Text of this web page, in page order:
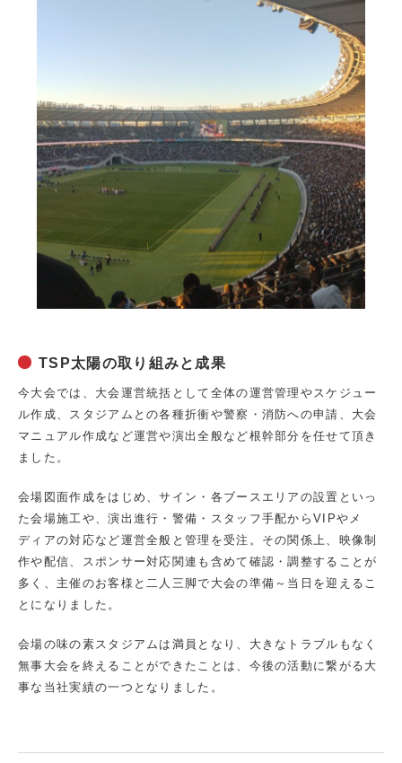
TSP太陽の取り組みと成果
今大会では、大会運営統括として全体の運営管理やスケジュー
ル作成、スタジアムとの各種折衝や警察・消防への申請、大会
マニュアル作成など運営や演出全般など根幹部分を任せて頂き
ました。
会場図面作成をはじめ、サイン・各ブースエリアの設置といっ
た会場施工や、演出進行・警備・スタッフ手配からVIPやメ
ディアの対応など運営全般と管理を受注。その関係上、映像制
作や配信、スポンサー対応関連も含めて確認・調整することが
多く、主催のお客様と二人三脚で大会の準備～当日を迎えるこ
とになりました。
会場の味の素スタジアムは満員となり、大きなトラブルもなく
無事大会を終えることができたことは、今後の活動に繋がる大
事な当社実績の一つとなりました。